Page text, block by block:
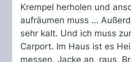
Krempel herholen und
aufräumen muss …
sehr kalt. Und ich muss
Carport. Im Haus ist es
messen, Jacke an, raus,